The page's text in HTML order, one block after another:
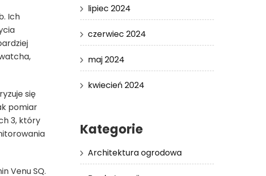
Ich
się
pomiar
3, który
Venu SQ.
lipiec 2024
czerwiec 2024
maj 2024
kwiecień 2024
Kategorie
Architektura ogrodowa